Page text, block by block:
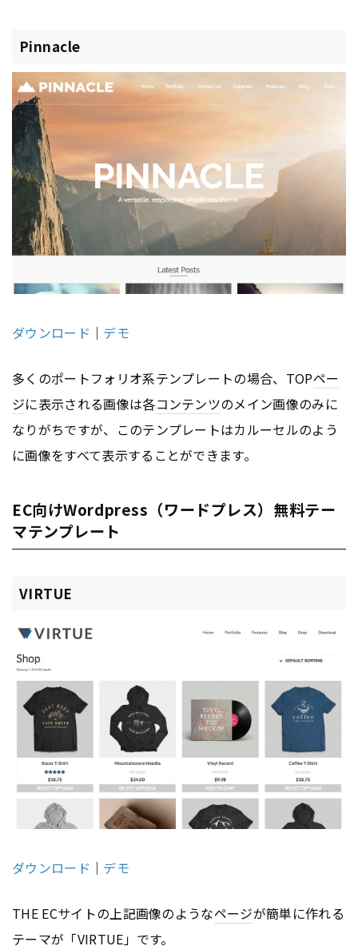
Pinnacle
ダウンロード ｜ デモ
多くのポートフォリオ系テンプレートの場合、TOPペー
ジに表示される画像は各コンテンツのメイン画像のみに
なりがちですが、このテンプレートはカルーセルのよう
に画像をすべて表示することができます。
EC向けWordpress（ワードプレス）無料テー
マテンプレート
VIRTUE
ダウンロード ｜ デモ
THE ECサイトの上記画像のようなページが簡単に作れる
テーマが「VIRTUE」です。